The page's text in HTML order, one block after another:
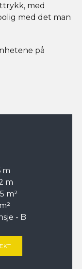
med
med det man
på
m
m
m²
- B